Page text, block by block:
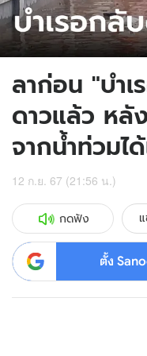
ลาก่อน "บำ
ดาวแล้ว หลั
จากน้ำท่วมไ
12 ก.ย. 67 (21:56 น.)
กดฟัง
ตั้ง